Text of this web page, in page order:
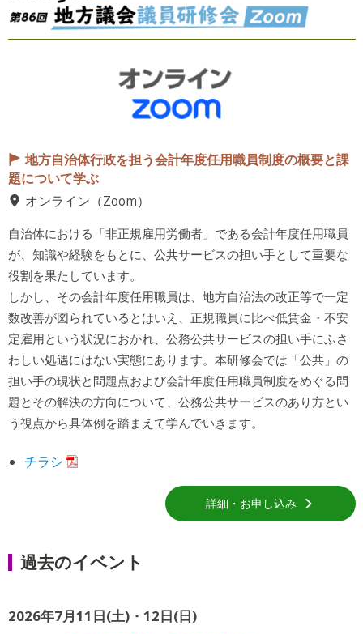
地方自治体行政を担う会計年度任用職員制度の概要と課
題について学ぶ
オンライン（Zoom）
自治体における「非正規雇用労働者」である会計年度任用職員
が、知識や経験をもとに、公共サービスの担い手として重要な
役割を果たしています。
しかし、その会計年度任用職員は、地方自治法の改正等で一定
数改善が図られているとはいえ、正規職員に比べ低賃金・不安
定雇用という状況におかれ、公務公共サービスの担い手にふさ
わしい処遇にはない実態にあります。本研修会では「公共」の
担い手の現状と問題点および会計年度任用職員制度をめぐる問
題とその解決の方向について、公務公共サービスのあり方とい
う視点から具体例を踏まえて学んでいきます。
チラシ
詳細・お申し込み
過去のイベント
2026年7月11日(土)・12日(日)